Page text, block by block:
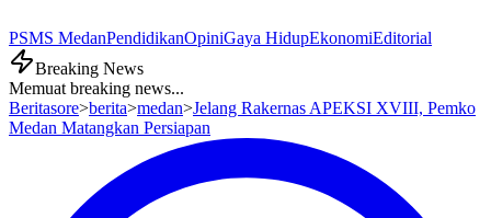
PSMS MedanPendidikanOpiniGaya HidupEkonomiEditorial
Breaking News
Memuat breaking news...
Beritasore>berita>medan>Jelang Rakernas APEKSI XVIII, Pemko
Medan Matangkan Persiapan